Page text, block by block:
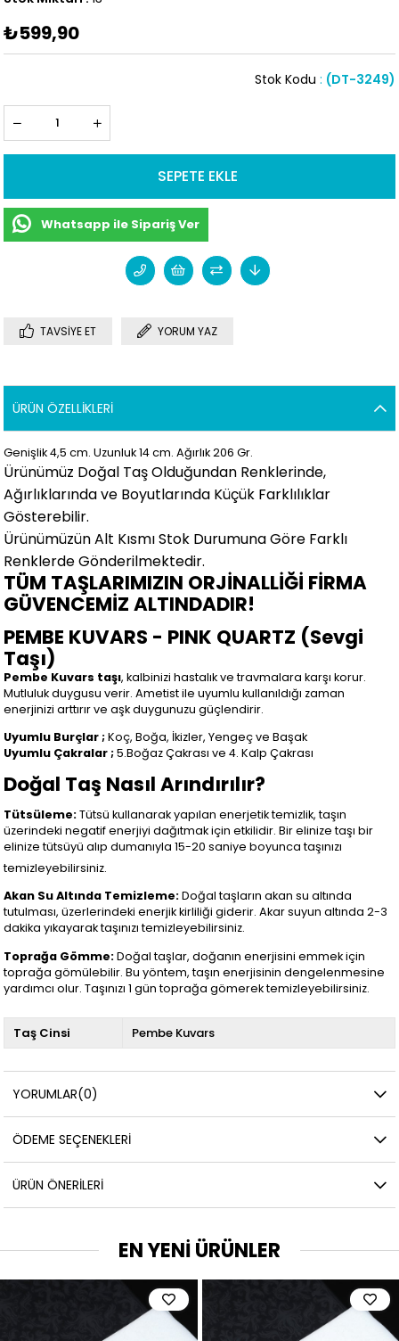
₺599,90
(DT-3249)
Stok Kodu
Whatsapp ile Sipariş Ver
TAVSIYE ET YORUM YAZ
ÜRÜN ÖZELLIKLERI
Genişlik 4,5 cm. Uzunluk 14 cm. Ağırlık 206 Gr.
Ürünümüz Doğal Taş Olduğundan Renklerinde,
Ağırlıklarında ve Boyutlarında Küçük Farklılıklar
Gösterebilir.
Ürünümüzün Alt Kısmı Stok Durumuna Göre Farklı
Renklerde Gönderilmektedir.
TÜM TAŞLARIMIZIN ORJİNALLİĞİ FİRMA
GÜVENCEMİZ ALTINDADIR!
PEMBE KUVARS - PINK QUARTZ (Sevgi
Taşı)
Pembe Kuvars taşı, kalbinizi hastalık ve travmalara karşı korur.
Mutluluk duygusu verir. Ametist ile uyumlu kullanıldığı zaman
enerjinizi arttırır ve aşk duygunuzu güçlendirir.
Uyumlu Burçlar ;Koç, Boğa, İkizler, Yengeç ve Başak
Uyumlu Çakralar ;5.Boğaz Çakrası ve 4. Kalp Çakrası
Doğal Taş Nasıl Arındırılır?
Tütsüleme:Tütsü kullanarak yapılan enerjetik temizlik, taşın
üzerindeki negatif enerjiyi dağıtmak için etkilidir. Bir elinize taşı bir
elinize tütsüyü alıp dumanıyla 15-20 saniye boyunca taşınızı
temizleyebilirsiniz.
Akan Su Altında Temizleme:Doğal taşların akan su altında
tutulması, üzerlerindeki enerjik kirliliği giderir. Akar suyun altında 2-3
dakika yıkayarak taşınızı temizleyebilirsiniz.
Toprağa Gömme:Doğal taşlar, doğanın enerjisini emmek için
toprağa gömülebilir. Bu yöntem, taşın enerjisinin dengelenmesine
yardımcı olur. Taşınızı 1 gün toprağa gömerek temizleyebilirsiniz.
Taş Cinsi Pembe Kuvars
YORUMLAR(0)
ÖDEME SEÇENEKLERI
ÜRÜN ÖNERILERI
EN YENİ ÜRÜNLER